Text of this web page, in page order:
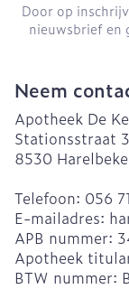
Door op
nieuwsbrief en
Neem
Apotheek De
Stationsstraat
8530 Harelbeke
Telefoon: 056
E-mailadres:
APB nummer:
Apotheek
BTW nummer: